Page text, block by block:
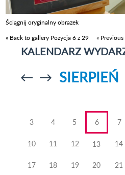
Ściągnij oryginalny obrazek
« Back to gallery Pozycja 6 z 29 « Previous
KALENDARZ
Przejdź doPrzejdź do
SIERPIEŃ
3 4 5 6 7
10 11 12 13 14
17 18 19 20 21